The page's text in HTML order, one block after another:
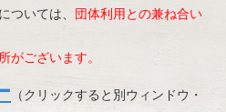
ついては、 団体利用との兼ね合い
がございます。
（クリックすると別ウィンドウ・